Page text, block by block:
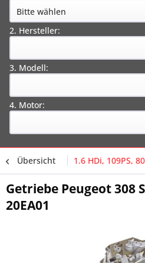
2. Hersteller:
3. Modell:
4. Motor:
Übersicht 1.6 HDi, 109PS,
Getriebe Peugeot 308
20EA01